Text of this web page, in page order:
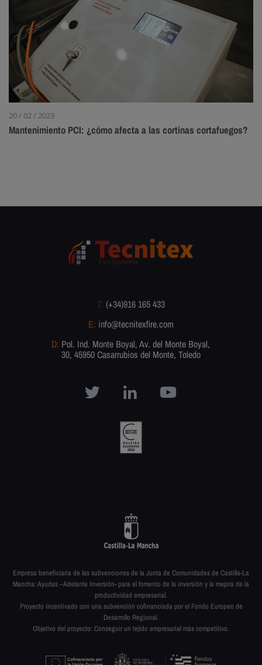
20 / 02 / 2023
Mantenimiento PCI: ¿cómo afecta a las cortinas cortafuegos?
T: (+34)916 165 433
E: info@tecnitexfire.com
D: Pol. Ind. Monte Boyal, Av. del Monte Boyal,
30, 45950 Casarrubios del Monte, Toledo
Empresa beneficiaria de las subvenciones de la Junta de Comunidades de Castilla-La
Mancha: Ayudas –Adelante Inversión- para el fomento de la inversión y la mejora de la
productividad empresarial.
Proyecto incentivado con una subvención cofinanciada por el Fondo Europeo de
Desarrollo Regional.
Objetivo del proyecto: Conseguir un tejido empresarial más competitivo.